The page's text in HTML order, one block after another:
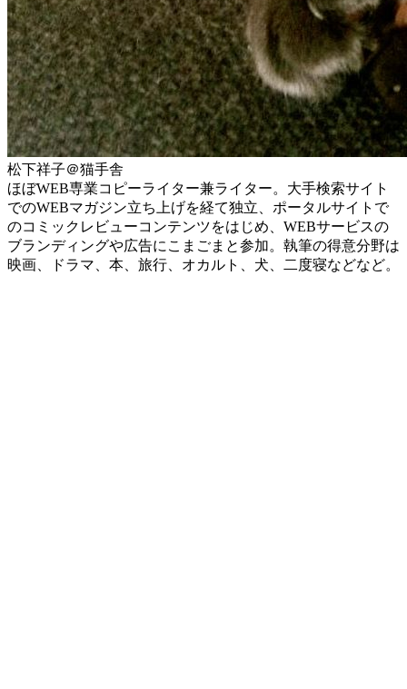
松下祥子＠猫手舎
ほぼWEB専業コピーライター兼ライター。大手検索サイト
でのWEBマガジン立ち上げを経て独立、ポータルサイトで
のコミックレビューコンテンツをはじめ、WEBサービスの
ブランディングや広告にこまごまと参加。執筆の得意分野は
映画、ドラマ、本、旅行、オカルト、犬、二度寝などなど。